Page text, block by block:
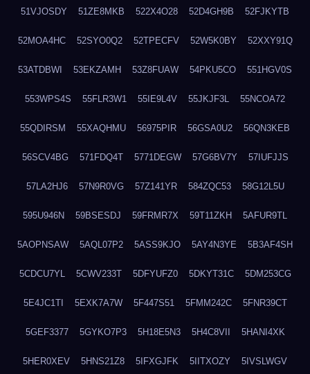
51VJOSDY 51ZE8MKB 522X4O28 52D4GH9B 52FJKYTB
52MOA4HC 52SYO0Q2 52TPECFV 52W5K0BY 52XXY91Q
53ATDBWI 53EKZAMH 53Z8FUAW 54PKU5CO 551HGV0S
553WPS4S 55FLR3W1 55IE9L4V 55JKJF3L 55NCOA72
55QDIRSM 55XAQHMU 56975PIR 56GSA0U2 56QN3KEB
56SCV4BG 571FDQ4T 5771DEGW 57G6BV7Y 57IUFJJS
57LA2HJ6 57N9R0VG 57Z141YR 584ZQC53 58G12L5U
595U946N 59BSESDJ 59FRMR7X 59T11ZKH 5AFUR9TL
5AOPNSAW 5AQL07P2 5ASS9KJO 5AY4N3YE 5B3AF4SH
5CDCU7YL 5CWV233T 5DFYUFZ0 5DKYT31C 5DM253CG
5E4JC1TI 5EXK7A7W 5F447S51 5FMM242C 5FNR39CT
5GEF3377 5GYKO7P3 5H18E5N3 5H4C8VII 5HANI4XK
5HER0XEV 5HNS21Z8 5IFXGJFK 5IITXOZY 5IVSLWGV